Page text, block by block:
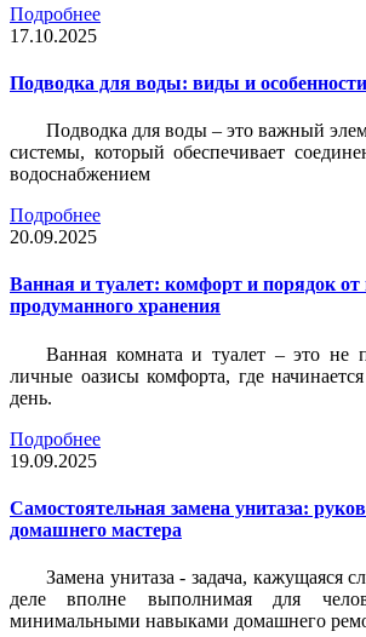
Подробнее
17.10.2025
Подводка для воды: виды и
Подводка для воды – это важный
системы, который обеспечивает
водоснабжением
Подробнее
20.09.2025
Ванная и туалет: комфорт и порядок
продуманного хранения
Ванная комната и туалет – это не
личные оазисы комфорта, где
день.
Подробнее
19.09.2025
Самостоятельная замена унитаза:
домашнего мастера
Замена унитаза - задача, кажущаяся
деле вполне выполнимая для
минимальными навыками домашнего